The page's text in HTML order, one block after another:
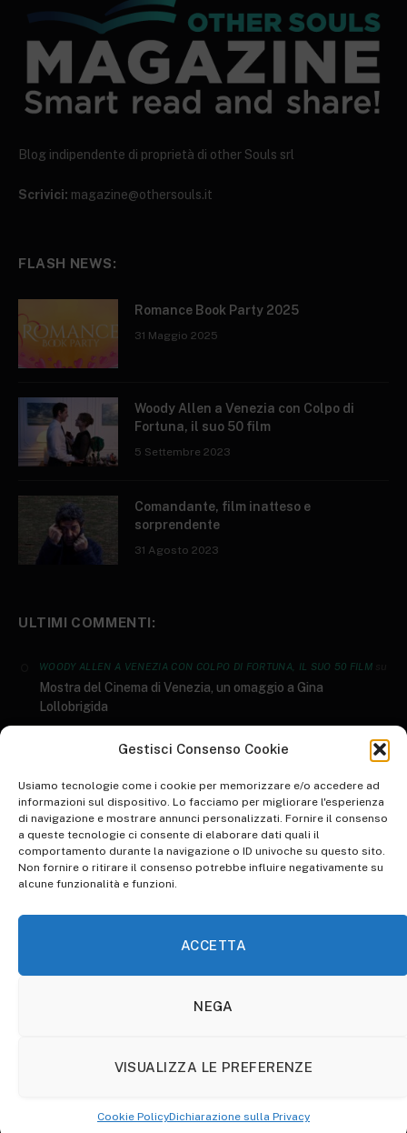
Gestisci Consenso Cookie
Usiamo tecnologie come i cookie per memorizzare e/o accedere ad
informazioni sul dispositivo. Lo facciamo per migliorare l'esperienza
di navigazione e mostrare annunci personalizzati. Fornire il consenso
a queste tecnologie ci consente di elaborare dati quali il
comportamento durante la navigazione o ID univoche su questo sito.
Non fornire o ritirare il consenso potrebbe influire negativamente su
alcune funzionalità e funzioni.
ACCETTA
NEGA
VISUALIZZA LE PREFERENZE
Cookie PolicyDichiarazione sulla Privacy
Blog indipendente di proprietà di other Souls srl
Scrivici: magazine@othersouls.it
FLASH NEWS:
Romance Book Party 2025
31 Maggio 2025
Woody Allen a Venezia con Colpo di
Fortuna, il suo 50 film
5 Settembre 2023
Comandante, film inatteso e
sorprendente
31 Agosto 2023
ULTIMI COMMENTI:
WOODY ALLEN A VENEZIA CON COLPO DI FORTUNA, IL SUO 50 FILM
Mostra del Cinema di Venezia, un omaggio a Gina
Lollobrigida
GENERI LETTERARI: AL SALONE DEL LIBRO ARRIVANO I DATI AIE 2023
I 10 libri più letti del 2022
WORLD ART DAY: RIFLESSIONE SULLO STATO DELL'ARTEsu
Inspire Your Heart with Art Day, una giornata d’arte
WALK TO WORK DAY: PICCOLE IPOCRISIE QUOTIDIANEsu
Guillermo Del Toro: la recensione​